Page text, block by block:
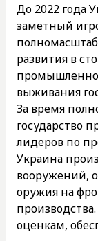
До 2022 года
заметный
развития в
выживания
За время
государство
лидеров по
Украина
вооружений,
оружия на
оценкам,